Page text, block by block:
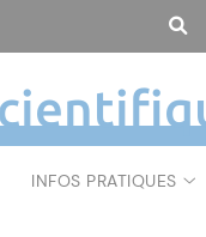
INFOS PRATIQUES